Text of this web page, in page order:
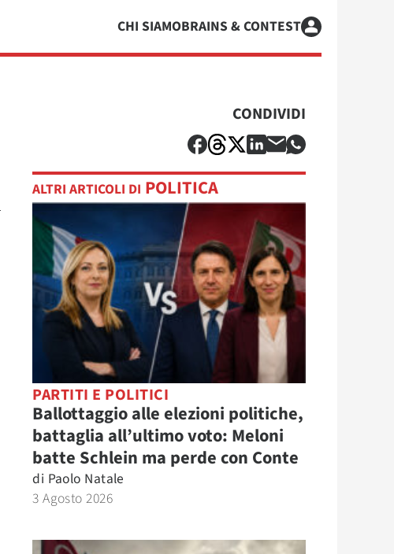
CHI SIAMOBRAINS & CONTEST
CONDIVIDI
ALTRI ARTICOLI DI POLITICA
PARTITI E POLITICI
Ballottaggio alle elezioni politiche,
battaglia all’ultimo voto: Meloni
batte Schlein ma perde con Conte
di Paolo Natale
3 Agosto 2026